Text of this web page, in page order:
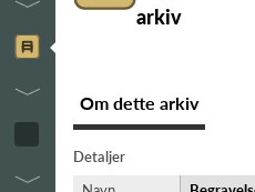
arkiv
Om dette arkiv
Detaljer